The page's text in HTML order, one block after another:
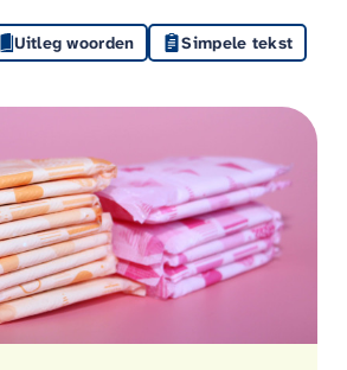
Uitleg woorden Simpele tekst